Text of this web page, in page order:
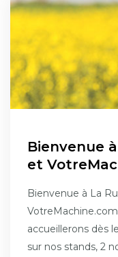
Bienvenue
et
Bienvenue à La
accueillerons dès
sur nos stands, 2